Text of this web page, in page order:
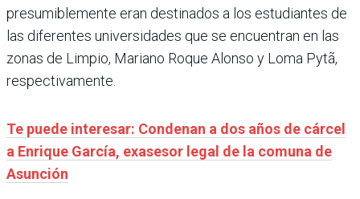
presumiblemente eran destinados a los estudiantes de
las diferentes universidades que se encuentran en las
zonas de Limpio, Mariano Roque Alonso y Loma Pytã,
respectivamente.
Te puede interesar: Condenan a dos años de cárcel
a Enrique García, exasesor legal de la comuna de
Asunción